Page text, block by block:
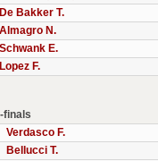
De Bakker T.
Almagro N.
Schwank E.
Lopez F.
finals
Verdasco F.
Bellucci T.